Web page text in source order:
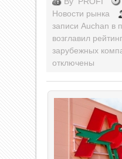
Новости рынка
записи Auchan в
возглавил
зарубежных
отключены